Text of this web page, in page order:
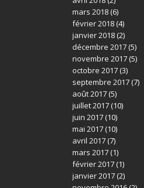
mars 2018(6)
février 2018(4)
janvier 2018(2)
décembre 2017(5)
novembre 2017(5)
octobre 2017(3)
septembre 2017(7)
août 2017(5)
juillet 2017(10)
juin 2017(10)
mai 2017(10)
avril 2017(7)
mars 2017(1)
février 2017(1)
janvier 2017(2)